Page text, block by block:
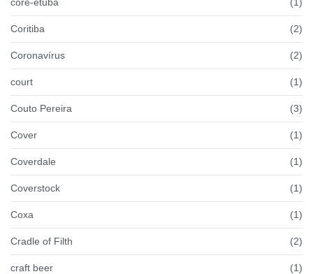
Coritiba (2)
Coronavírus (2)
court (1)
Couto Pereira (3)
Cover (1)
Coverdale (1)
Coverstock (1)
Coxa (1)
Cradle of Filth (2)
craft beer (1)